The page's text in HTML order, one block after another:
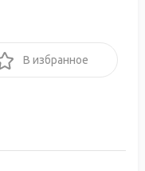
В избранное